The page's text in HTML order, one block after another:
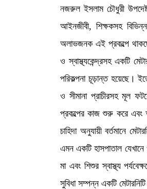
নজরুল ইসলাম চৌধুরী
আইনজীবী, শিক্ষকসহ
অলাভজনক এই প্রকল্পে থাকছে
ও স্বাস্থ্যকেন্দ্রসহ একটি
পরিকল্পনা চূড়ান্ত হয়েছে।
ও সীমানা প্রাচীরসহ মূল
প্রকল্পের কাজ শুরু করে এবং
চাহিদা অনুযায়ী বর্তমানে
এমন একটি হাসপাতাল
মা এবং শিশুর স্বাস্থ্য
সুবিধা সম্পন্ন একটি